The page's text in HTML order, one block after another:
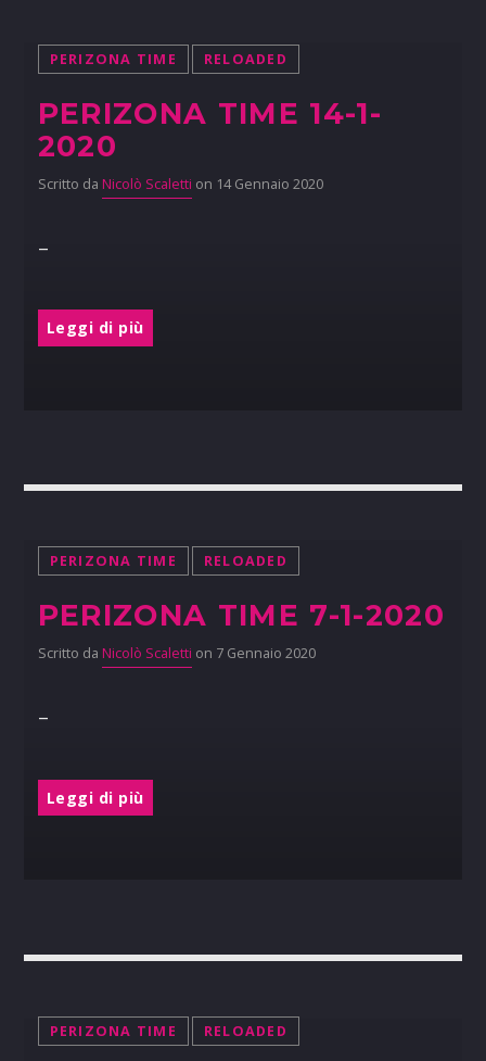
PERIZONA TIME RELOADED
PERIZONA TIME 14-1-
2020
Scritto da Nicolò Scaletti on 14 Gennaio 2020
–
Leggi di più
PERIZONA TIME RELOADED
PERIZONA TIME 7-1-2020
Scritto da Nicolò Scaletti on 7 Gennaio 2020
–
Leggi di più
PERIZONA TIME RELOADED